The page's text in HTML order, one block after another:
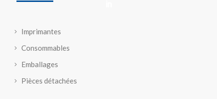
Imprimantes
Consommables
Emballages
Pièces détachées